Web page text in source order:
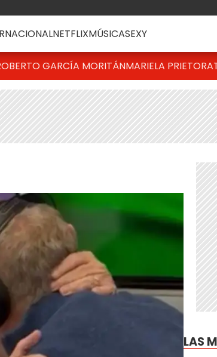
NETFLIXMÚSICASEXY
GARCÍA MORITÁNMARIELA PRIETO
LAS